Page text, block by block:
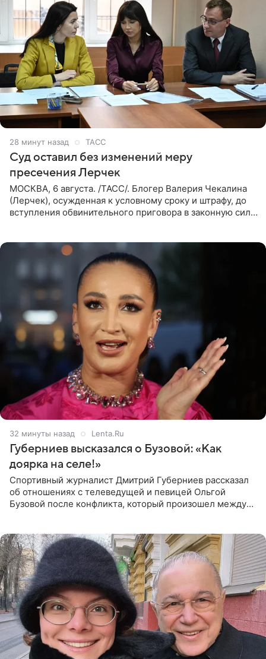
28 минут назад ТАСС
Суд оставил без изменений меру
пресечения Лерчек
МОСКВА, 6 августа. /ТАСС/. Блогер Валерия Чекалина
(Лерчек), осужденная к условному сроку и штрафу, до
вступления обвинительного приговора в законную силу
32 минуты назад Lenta.Ru
Губерниев высказался о Бузовой: «Как
доярка на селе!»
Спортивный журналист Дмитрий Губерниев рассказал
об отношениях с телеведущей и певицей Ольгой
Бузовой после конфликта, который произошел между